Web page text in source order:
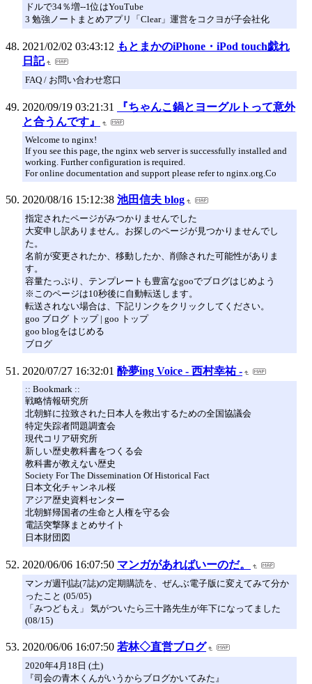
ドルで34％増--1位はYouTube
3 勉強ノートまとめアプリ「Clear」運営をコクヨが子会社化
2021/02/02 03:43:12 もとまかのiPhone・iPod touch戯れ
日記
FAQ / お問い合わせ窓口
2020/09/19 03:21:31
『ちゃんこ鍋とヨーグルトって意外
と合うんです』
Welcome to nginx!
If you see this page, the nginx web server is successfully installed and
working. Further configuration is required.
For online documentation and support please refer to nginx.org.Co
2020/08/16 15:12:38 池田信夫 blog
指定されたページがみつかりませんでした
大変申し訳ありません。お探しのページが見つかりませんでし
た。
名前が変更されたか、移動したか、削除された可能性がありま
す。
容量たっぷり、テンプレートも豊富なgooでブログはじめよう
※このページは10秒後に自動転送します。
転送されない場合は、下記リンクをクリックしてください。
goo ブログ トップ | goo トップ
goo blogをはじめる
ブログ
2020/07/27 16:32:01 酔夢ing Voice - 西村幸祐 -
:: Bookmark ::
戦略情報研究所
北朝鮮に拉致された日本人を救出するための全国協議会
特定失踪者問題調査会
現代コリア研究所
新しい歴史教科書をつくる会
教科書が教えない歴史
Society For The Dissemination Of Historical Fact
日本文化チャンネル桜
アジア歴史資料センター
北朝鮮帰国者の生命と人権を守る会
電話突撃隊まとめサイト
日本財団図
2020/06/06 16:07:50 マンガがあればいーのだ。
マンガ週刊誌(7誌)の定期購読を、ぜんぶ電子版に変えてみて分か
ったこと (05/05)
「みつどもえ」 気がついたら三十路先生が年下になってました
(08/15)
2020/06/06 16:07:50 若林◇直営ブログ
2020年4月18日 (土)
『司会の青木くんがいうからブログかいてみた』